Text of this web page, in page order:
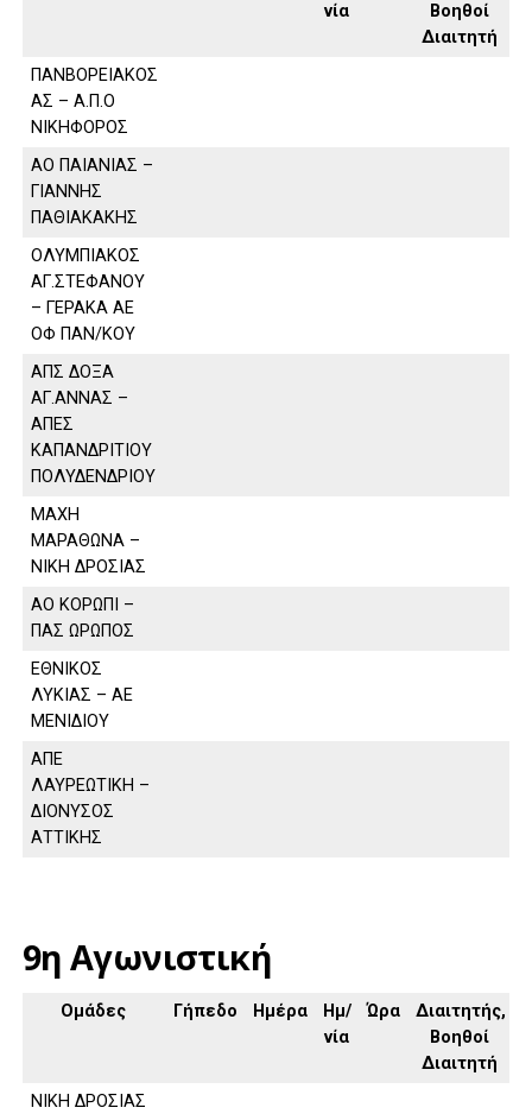
νία
Βοηθοί
Διαιτητή
ΠΑΝΒΟΡΕΙΑΚΟΣ
ΑΣ – Α.Π.Ο
ΝΙΚΗΦΟΡΟΣ
ΑΟ ΠΑΙΑΝΙΑΣ –
ΓΙΑΝΝΗΣ
ΠΑΘΙΑΚΑΚΗΣ
ΟΛΥΜΠΙΑΚΟΣ
ΑΓ.ΣΤΕΦΑΝΟΥ
– ΓΕΡΑΚΑ ΑΕ
ΟΦ ΠΑΝ/ΚΟΥ
ΑΠΣ ΔΟΞΑ
ΑΓ.ΑΝΝΑΣ –
ΑΠΕΣ
ΚΑΠΑΝΔΡΙΤΙΟΥ
ΠΟΛΥΔΕΝΔΡΙΟΥ
ΜΑΧΗ
ΜΑΡΑΘΩΝΑ –
ΝΙΚΗ ΔΡΟΣΙΑΣ
ΑΟ ΚΟΡΩΠΙ –
ΠΑΣ ΩΡΩΠΟΣ
ΕΘΝΙΚΟΣ
ΛΥΚΙΑΣ – ΑΕ
ΜΕΝΙΔΙΟΥ
ΑΠΕ
ΛΑΥΡΕΩΤΙΚΗ –
ΔΙΟΝΥΣΟΣ
ΑΤΤΙΚΗΣ
9η Αγωνιστική
Ομάδες Γήπεδο Ημέρα
Ημ/
νία
Ώρα
Διαιτητής,
Βοηθοί
Διαιτητή
ΝΙΚΗ ΔΡΟΣΙΑΣ